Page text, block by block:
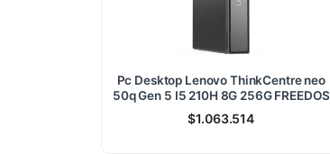
Pc Desktop Lenovo ThinkCentre neo
50q Gen 5 I5 210H 8G 256G FREEDOS
$1.063.514